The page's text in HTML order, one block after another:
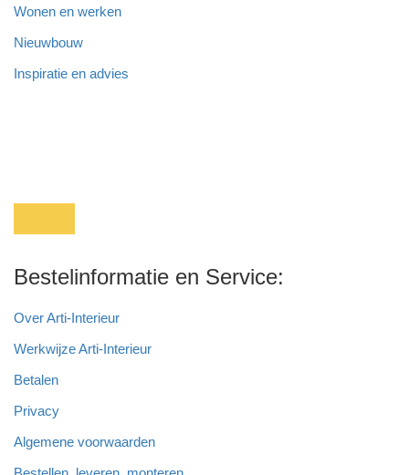
Wonen en werken
Nieuwbouw
Inspiratie en advies
Bestelinformatie en Service:
Over Arti-Interieur
Werkwijze Arti-Interieur
Betalen
Privacy
Algemene voorwaarden